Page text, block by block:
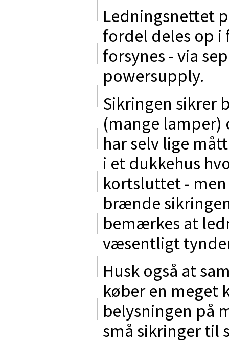
Ledningsnettet
fordel deles op i
forsynes - via
powersupply.
Sikringen sikrer
(mange
har selv lige
i et dukkehus
kortsluttet -
brænde
bemærkes at
væsentligt
Husk også at
køber en meget
belysningen på
små sikringer til